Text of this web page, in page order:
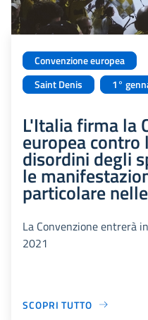
Convenzione europea
Saint Denis
1°
L'Italia firma la
europea contro
disordini degli
le
particolare
La Convenzione entrerà
2021
SCOPRI TUTTO